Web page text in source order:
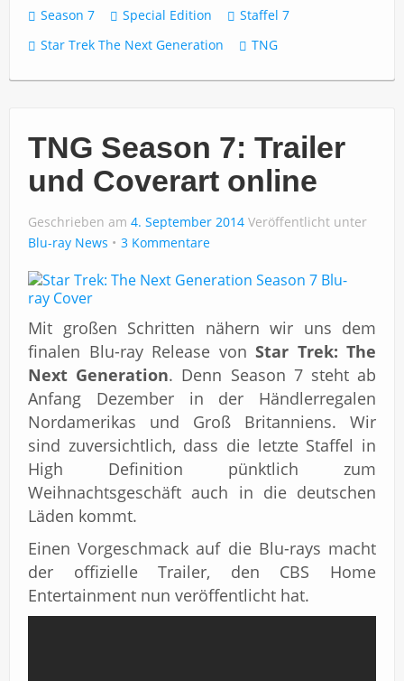
Season 7
Special Edition
Staffel 7
Star Trek The Next Generation
TNG
TNG Season 7: Trailer
und Coverart online
Geschrieben am 4. September 2014 Veröffentlicht unter
Blu-ray News
3 Kommentare
Mit großen Schritten nähern wir uns dem
finalen Blu-ray Release von Star Trek: The
Next Generation. Denn Season 7 steht ab
Anfang Dezember in der Händlerregalen
Nordamerikas und Groß Britanniens. Wir
sind zuversichtlich, dass die letzte Staffel in
High Definition pünktlich zum
Weihnachtsgeschäft auch in die deutschen
Läden kommt.
Einen Vorgeschmack auf die Blu-rays macht
der offizielle Trailer, den CBS Home
Entertainment nun veröffentlicht hat.